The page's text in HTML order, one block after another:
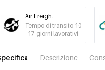
Air Freight
Tempo di transito 10
- 17 giorni lavorativi
Descrizione